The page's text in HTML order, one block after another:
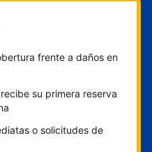
frente a daños en
su primera reserva
o solicitudes de